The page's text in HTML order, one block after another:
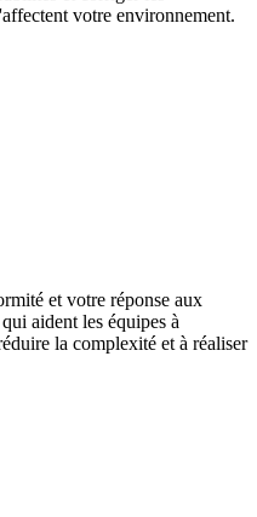
votre environnement.
et votre réponse aux
aident les équipes à
la complexité et à réaliser